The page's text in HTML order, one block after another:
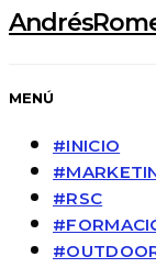
MENÚ
#INICIO
#RSC